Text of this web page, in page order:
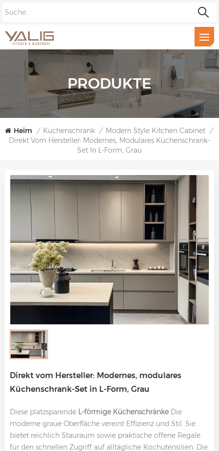
PRODUKTE
Heim / Küchenschrank / Modern Style Kitchen Cabinet /
Direkt Vom Hersteller: Modernes, Modulares Küchenschrank-
Set In L-Form, Grau
Direkt vom Hersteller: Modernes, modulares
Küchenschrank-Set in L-Form, Grau
Diese platzsparende L-förmige Küchenschränke Die
moderne graue Oberfläche vereint Effizienz und Stil. Sie
bietet reichlich Stauraum sowie praktische offene Regale
für den schnellen Zugriff auf alltägliche Kochutensilien. Die